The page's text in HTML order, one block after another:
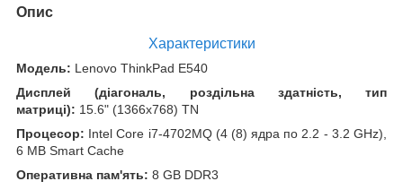
Опис
Характеристики
Модель: Lenovo ThinkPad E540
Дисплей (діагональ, роздільна здатність, тип
матриці): 15.6" (1366x768) TN
Процесор: Intel Core i7-4702MQ (4 (8) ядра по 2.2 - 3.2 GHz),
6 MB Smart Cache
Оперативна пам'ять: 8 GB DDR3